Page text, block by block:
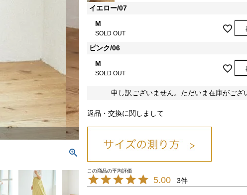
イエロー/07
M
SOLD OUT
ピンク/06
M
SOLD OUT
申し訳ございません。ただいま在庫がござ
返品・交換に関しまして
5.00 3